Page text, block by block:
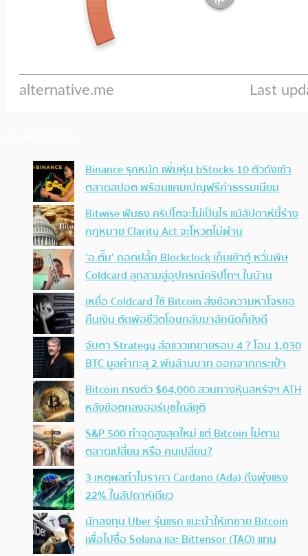
Binance รุกหนัก เพิ่มหุ้น bStocks 10 ตัวดังเข้า
ตลาดสปอต พร้อมแคมเปญฟรีค่าธรรมเนียม
Bitwise ฟันธง คริปโตจะไม่เป็นไร แม้สัปดาห์นี้ร่าง
กฎหมาย Clarity Act จะโหวตไม่ผ่าน
‘อ.ตั๊ม’ ถอดปลั้ก Blockclock เก็บเข้าตู้ หวั่นพิษ
Coldcard ลุกลามสู่อุปกรณ์คริปโทฯ ในบ้าน
เหยื่อ Coldcard ใช้ Bitcoin ส่งข้อความหาโจรขอ
คืนเงิน ตัดพ้อชีวิตโอนกลับมาสักนิดก็ยังดี
จับตา Strategy ส่อแววเทขายรอบ 4 ? โอน 1,030
BTC มูลค่าทะลุ 2 พันล้านบาท ออกจากกระเป๋า
Bitcoin ทรงตัว $64,000 สวนทางหุ้นสหรัฐฯ ATH
หลังข้อตกลงฮอร์มุซใกล้ยุติ
S&P 500 ทำจุดสูงสุดใหม่ แต่ Bitcoin ไม่ตาม
ตลาดเปลี่ยน หรือ คนเปลี่ยน?
3 เหตุผลทำไมราคา Cardano (Ada) ถึงพุ่งแรง
22% ในสัปดาห์เดียว
นักลงทุน Uber รุ่นแรก แนะนำให้เทขาย Bitcoin
เพื่อไปซื้อ Solana และ Bittensor (TAO) แทน